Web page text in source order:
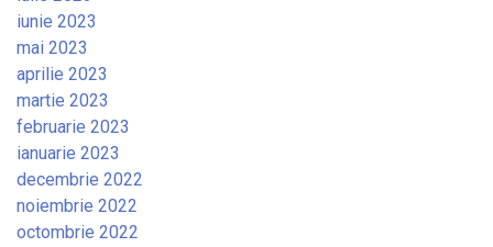
iunie 2023
mai 2023
aprilie 2023
martie 2023
februarie 2023
ianuarie 2023
decembrie 2022
noiembrie 2022
octombrie 2022